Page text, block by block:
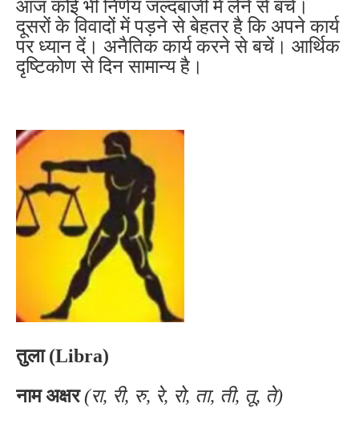
आज कोई भी निर्णय जल्दबाजी में लेने से बचें।
दूसरों के विवादों में पड़ने से बेहतर है कि अपने कार्य
पर ध्यान दें। अनैतिक कार्य करने से बचें। आर्थिक
दृष्टिकोण से दिन सामान्य है।
तुला (Libra)
नाम अक्षर (रा, री, रु, रे, रो, ता, ती, तू, ते)